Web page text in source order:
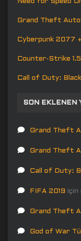
Grand Theft
Cyberpunk 2077 +
Counter-Strike 1.5
Call of Duty: Black
SON EKLENEN
Grand Theft
Grand Theft
Call of Duty:
FIFA 2019 için
Grand Theft
God of War